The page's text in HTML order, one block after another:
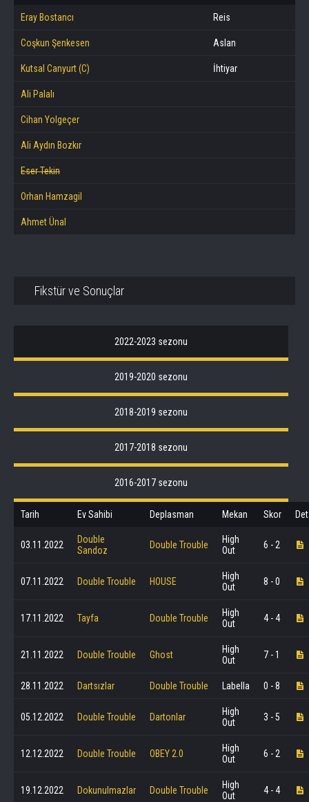
Eray Bostancı Reis
Coşkun Şenkesen Aslan
Kutsal Canyurt (C) İhtiyar
Ali Palalı
Cihan Yolgeçer
Ali Aydın Bozkır
Eser Tekin
Orhan Hamzagil
Ahmet Ünal
Fikstür ve Sonuçlar
2022-2023 sezonu
2019-2020 sezonu
2018-2019 sezonu
2017-2018 sezonu
2016-2017 sezonu
Tarih Ev Sahibi Deplasman Mekan Skor
03.11.2022
Double
Sandoz
Double Trouble
High
Out
6 - 2
07.11.2022 Double Trouble HOUSE
High
Out
8 - 0
17.11.2022 Tayfa Double Trouble
High
Out
4 - 4
21.11.2022 Double Trouble Ghost
High
Out
7 - 1
28.11.2022 Dartsızlar Double Trouble Labella 0 - 8
05.12.2022 Double Trouble Dartonlar
High
Out
3 - 5
12.12.2022 Double Trouble OBEY 2.0
High
Out
6 - 2
19.12.2022 Dokunulmazlar Double Trouble
High
Out
4 - 4